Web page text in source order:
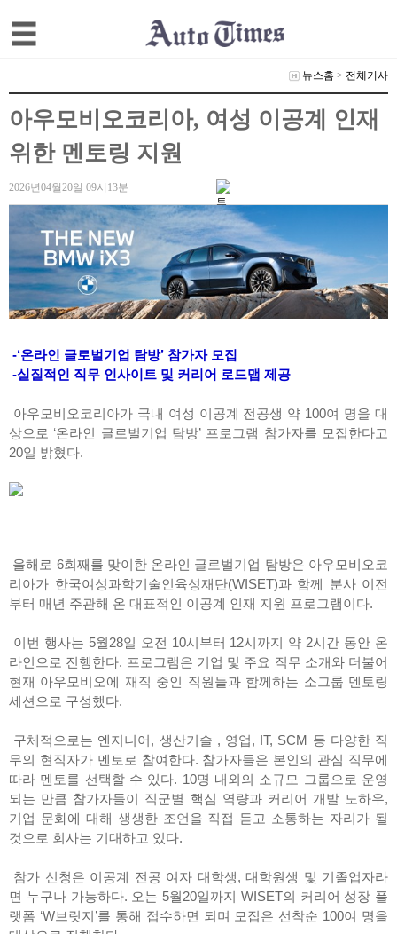
뉴스홈 > 전체기사
아우모비오코리아, 여성 이공계 인재
위한 멘토링 지원
2026년04월20일 09시13분
-‘온라인 글로벌기업 탐방’ 참가자 모집
-실질적인 직무 인사이트 및 커리어 로드맵 제공
아우모비오코리아가 국내 여성 이공계 전공생 약 100여 명을 대
상으로 ‘온라인 글로벌기업 탐방’ 프로그램 참가자를 모집한다고
20일 밝혔다.
올해로 6회째를 맞이한 온라인 글로벌기업 탐방은 아우모비오코
리아가 한국여성과학기술인육성재단(WISET)과 함께 분사 이전
부터 매년 주관해 온 대표적인 이공계 인재 지원 프로그램이다.
이번 행사는 5월28일 오전 10시부터 12시까지 약 2시간 동안 온
라인으로 진행한다. 프로그램은 기업 및 주요 직무 소개와 더불어
현재 아우모비오에 재직 중인 직원들과 함께하는 소그룹 멘토링
세션으로 구성했다.
구체적으로는 엔지니어, 생산기술 , 영업, IT, SCM 등 다양한 직
무의 현직자가 멘토로 참여한다. 참가자들은 본인의 관심 직무에
따라 멘토를 선택할 수 있다. 10명 내외의 소규모 그룹으로 운영
되는 만큼 참가자들이 직군별 핵심 역량과 커리어 개발 노하우,
기업 문화에 대해 생생한 조언을 직접 듣고 소통하는 자리가 될
것으로 회사는 기대하고 있다.
참가 신청은 이공계 전공 여자 대학생, 대학원생 및 기졸업자라
면 누구나 가능하다. 오는 5월20일까지 WISET의 커리어 성장 플
랫폼 ‘W브릿지’를 통해 접수하면 되며 모집은 선착순 100여 명을